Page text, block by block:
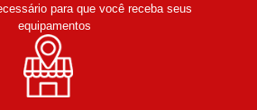
para que você receba seus
equipamentos